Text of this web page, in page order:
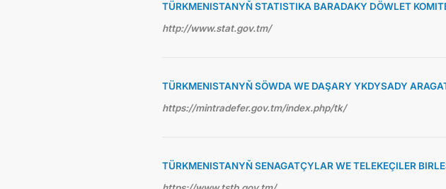
TÜRKMENISTANYŇ STATISTIKA BARADAKY DÖWLET
http://www.stat.gov.tm/
TÜRKMENISTANYŇ SÖWDA WE DAŞARY YKDYSADY
https://mintradefer.gov.tm/index.php/tk/
TÜRKMENISTANYŇ SENAGATÇYLAR WE TELEKEÇILER